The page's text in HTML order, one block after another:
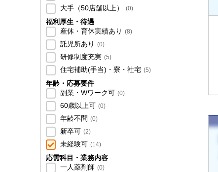
大手（50店舗以上） (0)
福利厚生・待遇
産休・育休実績あり (8)
託児所あり (0)
研修制度充実 (5)
住宅補助(手当)・寮・社宅 (5)
年齢・応募要件
副業・Wワーク可 (0)
60歳以上可 (0)
年齢不問 (0)
新卒可 (2)
未経験可 (14)
応需科目・業務内容
一人薬剤師 (0)